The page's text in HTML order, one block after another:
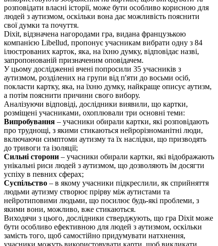
розповідати власні історії, може бути особливо корисною для
людей з аутизмом, оскільки вона дає можливість пояснити
свої думки та почуття.
Dixit, відзначена нагородами гра, видана французькою
компанією Libellud, пропонує учасникам вибрати одну з 84
ілюстрованих карток, яка, на їхню думку, відповідає назві,
запропонованій призначеним оповідачем.
У цьому дослідженні вчені попросили 35 учасників з
аутизмом, розділених на групи від п'яти до восьми осіб,
покласти картку, яка, на їхню думку, найкраще описує аутизм,
а потім пояснити причини свого вибору.
Аналізуючи відповіді, дослідники виявили, що картки,
розміщені учасниками, охоплювали три основні теми:
Випробування – учасники обирали картки, які розповідають
про труднощі, з якими стикаються нейрорізноманітні люди,
включаючи симптоми аутизму та їх наслідки, що призводять
до тривоги та ізоляції;
Сильні сторони – учасники обирали картки, які відображають
унікальні риси людей з аутизмом, що дозволяють їм досягти
успіху в певних сферах;
Суспільство – в якому учасники підкреслили, як сприйняття
людьми аутизму створює прірву між аутистами та
нейротиповими людьми, що посилює будь-які проблеми, з
якими вони, можливо, вже стикаються.
Виходячи з цього, дослідники стверджують, що гра Dixit може
бути особливо ефективною для людей з аутизмом, оскільки
замість того, щоб самостійно придумувати натхнення,
учасники можуть використовувати карти, щоб викликати